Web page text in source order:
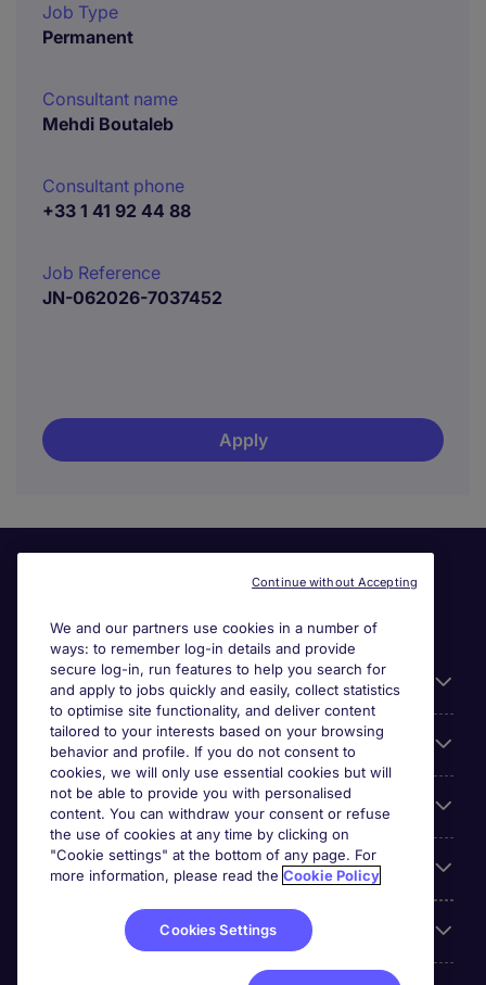
Job Type
Permanent
Consultant name
Mehdi Boutaleb
Consultant phone
+33 1 41 92 44 88
Job Reference
JN-062026-7037452
Apply
Useful information
For employers
Looking for a job in
About us
We and our partners use cookies in a number of
ways: to remember log-in details and provide
secure log-in, run features to help you search for
and apply to jobs quickly and easily, collect statistics
to optimise site functionality, and deliver content
tailored to your interests based on your browsing
behavior and profile. If you do not consent to
cookies, we will only use essential cookies but will
not be able to provide you with personalised
content. You can withdraw your consent or refuse
the use of cookies at any time by clicking on
"Cookie settings" at the bottom of any page. For
more information, please read the Cookie Policy
Cookies Settings
Continue without Accepting